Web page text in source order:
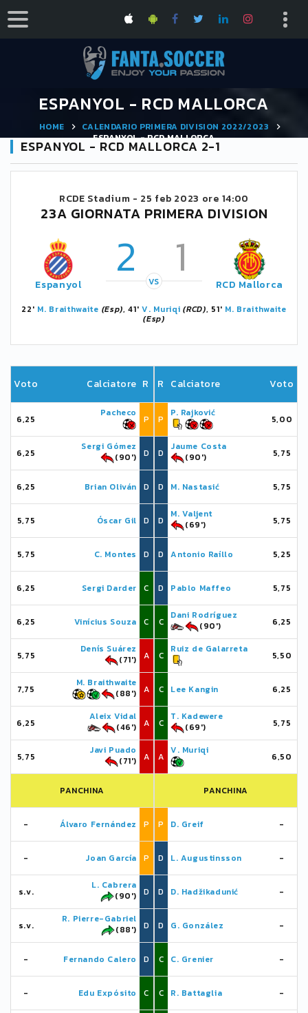
ESPANYOL - RCD MALLORCA
HOME
CALENDARIO PRIMERA DIVISION 2022/2023
ESPANYOL - RCD MALLORCA
ESPANYOL - RCD MALLORCA 2-1
RCDE Stadium - 25 feb 2023 ore 14:00
23A GIORNATA PRIMERA DIVISION
Espanyol 2 1
VS RCD Mallorca
22' M. Braithwaite (Esp), 41'V. Muriqi (RCD), 51' M. Braithwaite
(Esp)
Voto Calciatore R
6,25
Pacheco
P
6,25
Sergi Gómez
(90')
D
6,25 Brian Oliván D
5,75 Óscar Gil D
5,75 C. Montes D
6,25 Sergi Darder C
6,25 Vinícius Souza C
5,75
Denís Suárez
(71')
A
7,75
M. Braithwaite
(88')
A
6,25
Aleix Vidal
(46')
A
5,75
Javi Puado
(71')
A
PANCHINA
- Álvaro Fernández P
- Joan García P
s.v.
L. Cabrera
(90')
D
s.v.
R. Pierre-Gabriel
(88')
D
- Fernando Calero D
- Edu Expósito C
R Calciatore Voto
P
P. Rajković
5,00
D
Jaume Costa
(90')
5,75
D M. Nastasić 5,75
D
M. Valjent
(69')
5,75
D Antonio Raíllo 5,25
D Pablo Maffeo 5,75
C
Dani Rodríguez
(90')
6,25
C
Ruiz de Galarreta
5,50
C Lee Kangin 6,25
C
T. Kadewere
(69')
5,75
A
V. Muriqi
6,50
PANCHINA
P D. Greif -
D L. Augustinsson -
D D. Hadžikadunić -
D G. González -
C C. Grenier -
C R. Battaglia -